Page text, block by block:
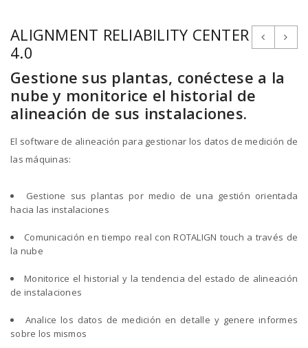
ALIGNMENT RELIABILITY CENTER
4.0
Gestione sus plantas, conéctese a la
nube y monitorice el historial de
alineación de sus instalaciones.
El software de alineación para gestionar los datos de medición de
las máquinas:
Gestione sus plantas por medio de una gestión orientada
hacia las instalaciones
Comunicación en tiempo real con ROTALIGN touch a través de
la nube
Monitorice el historial y la tendencia del estado de alineación
de instalaciones
Analice los datos de medición en detalle y genere informes
sobre los mismos